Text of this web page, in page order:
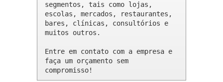
segmentos, tais como lojas,
escolas, mercados, restaurantes,
bares, clínicas, consultórios e
muitos outros.
Entre em contato com a empresa e
faça um orçamento sem
compromisso!